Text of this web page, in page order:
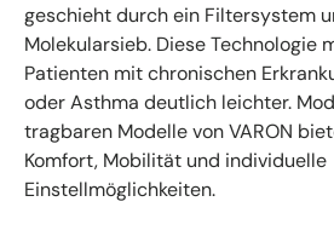
geschieht durch ein Filtersystem
Molekularsieb. Diese Technologie
Patienten mit chronischen
oder Asthma deutlich leichter.
tragbaren Modelle von VARON
Komfort, Mobilität und individuelle
Einstellmöglichkeiten.